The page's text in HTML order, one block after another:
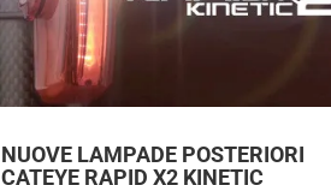
NUOVE LAMPADE POSTERIORI
CATEYE RAPID X2 KINETIC